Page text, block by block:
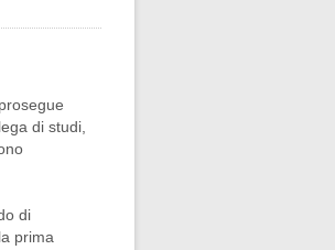
di studi,
di
prima